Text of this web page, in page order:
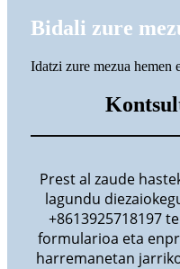
Bidali zure
Idatzi zure mezua hemen
Prest al zaude
lagundu
+8613925718197
formularioa eta
harremanetan